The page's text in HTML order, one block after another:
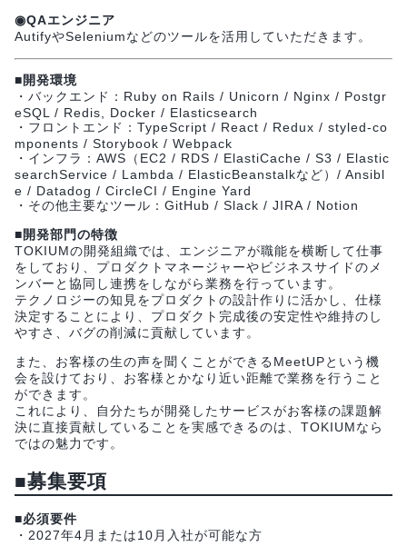
◉QAエンジニア
AutifyやSeleniumなどのツールを活用していただきます。
■開発環境
・バックエンド：Ruby on Rails / Unicorn / Nginx / Postgr
eSQL / Redis, Docker / Elasticsearch
・フロントエンド：TypeScript / React / Redux / styled-co
mponents / Storybook / Webpack
・インフラ：AWS（EC2 / RDS / ElastiCache / S3 / Elastic
searchService / Lambda / ElasticBeanstalkなど）/ Ansibl
e / Datadog / CircleCI / Engine Yard
・その他主要なツール：GitHub / Slack / JIRA / Notion
■開発部門の特徴
TOKIUMの開発組織では、エンジニアが職能を横断して仕事
をしており、プロダクトマネージャーやビジネスサイドのメ
ンバーと協同し連携をしながら業務を行っています。
テクノロジーの知見をプロダクトの設計作りに活かし、仕様
決定することにより、プロダクト完成後の安定性や維持のし
やすさ、バグの削減に貢献しています。
また、お客様の生の声を聞くことができるMeetUPという機
会を設けており、お客様とかなり近い距離で業務を行うこと
ができます。
これにより、自分たちが開発したサービスがお客様の課題解
決に直接貢献していることを実感できるのは、TOKIUMなら
ではの魅力です。
■募集要項
■必須要件
・2027年4月または10月入社が可能な方